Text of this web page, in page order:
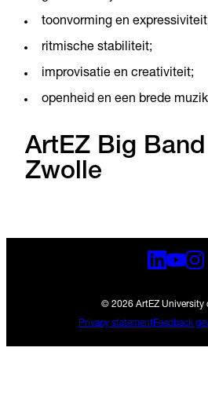
toonvorming en
ritmische stabiliteit;
improvisatie en creativiteit;
openheid en een brede
ArtEZ Big
Zwolle
© 2026 ArtEZ University
Privacy statementFeedback